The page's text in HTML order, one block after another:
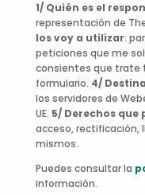
1/ Quién es el
representación de
los voy a utilizar:
peticiones que me
consientes que trate
formulario. 4/
los servidores de
UE. 5/ Derechos que
acceso, rectificación,
mismos.
Puedes consultar la
información.